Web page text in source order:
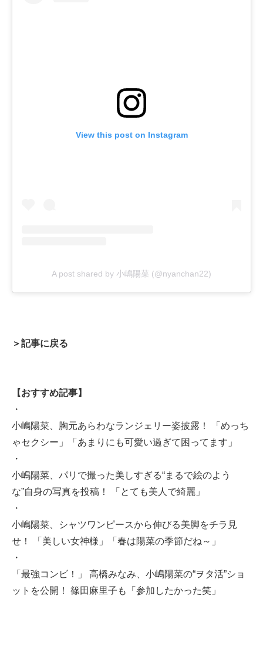
View this post on Instagram
A post shared by 小嶋陽菜 (@nyanchan22)
＞記事に戻る
【おすすめ記事】
・
小嶋陽菜、胸元あらわなランジェリー姿披露！ 「めっち
ゃセクシー」「あまりにも可愛い過ぎて困ってます」
・
小嶋陽菜、パリで撮った美しすぎる“まるで絵のよう
な”自身の写真を投稿！ 「とても美人で綺麗」
・
小嶋陽菜、シャツワンピースから伸びる美脚をチラ見
せ！ 「美しい女神様」「春は陽菜の季節だね～」
・
「最強コンビ！」 高橋みなみ、小嶋陽菜の“ヲタ活”ショ
ットを公開！ 篠田麻里子も「参加したかった笑」